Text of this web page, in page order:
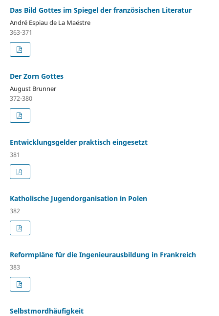
Das Bild Gottes im Spiegel der französischen Literatur
André Espiau de La Maëstre
363-371
Der Zorn Gottes
August Brunner
372-380
Entwicklungsgelder praktisch eingesetzt
381
Katholische Jugendorganisation in Polen
382
Reformpläne für die Ingenieurausbildung in Frankreich
383
Selbstmordhäufigkeit